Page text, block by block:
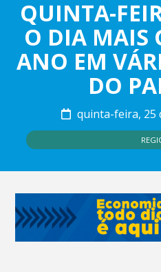
QUINTA-
O DIA MAIS
ANO EM
DO
quinta-feira, 25